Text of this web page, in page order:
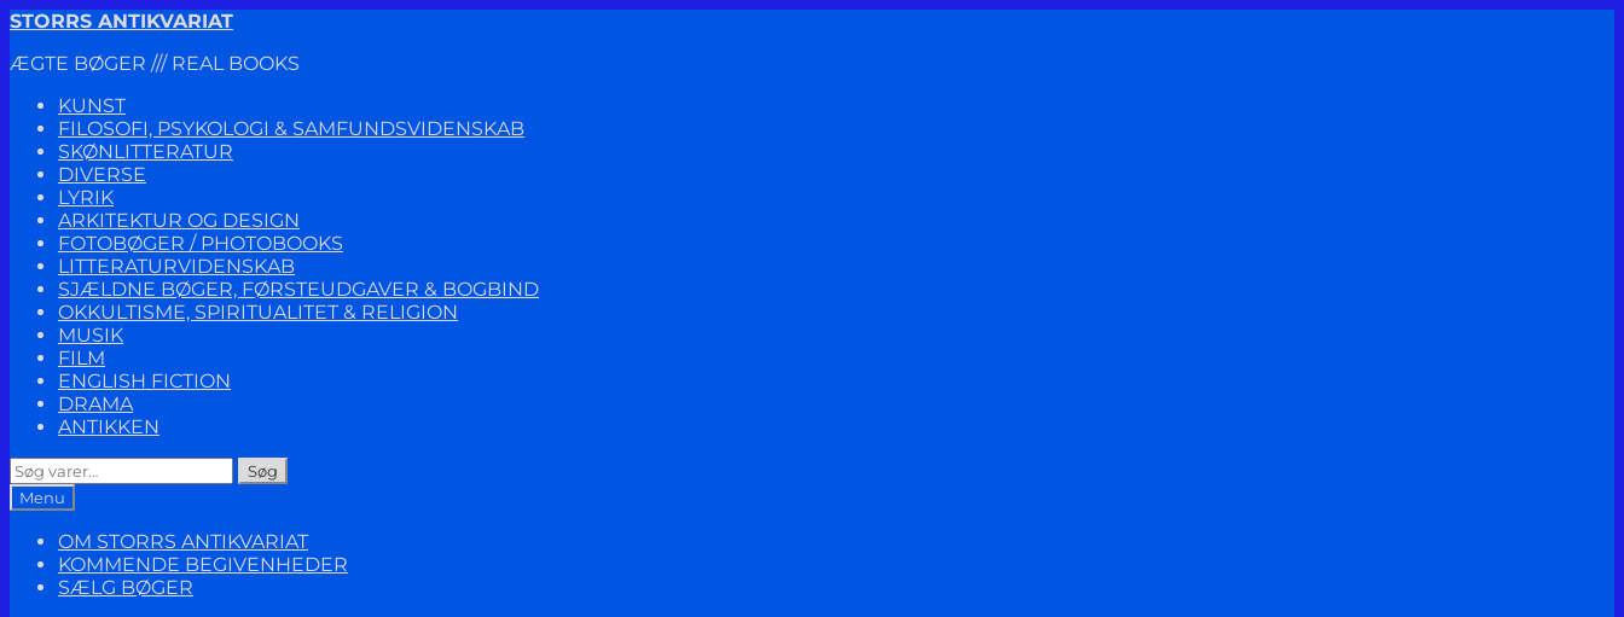
Spring
navigation
Spring
indhold
STORRS ANTIKVARIAT
ÆGTE BØGER /// REAL BOOKS
KUNST
FILOSOFI, PSYKOLOGI & SAMFUNDSVIDENSKAB
SKØNLITTERATUR
DIVERSE
LYRIK
ARKITEKTUR OG DESIGN
FOTOBØGER / PHOTOBOOKS
LITTERATURVIDENSKAB
SJÆLDNE BØGER, FØRSTEUDGAVER & BOGBIND
OKKULTISME, SPIRITUALITET & RELIGION
MUSIK
FILM
ENGLISH FICTION
DRAMA
ANTIKKEN
Søg
efter:
Søg
Menu
OM STORRS ANTIKVARIAT
KOMMENDE BEGIVENHEDER
SÆLG BØGER